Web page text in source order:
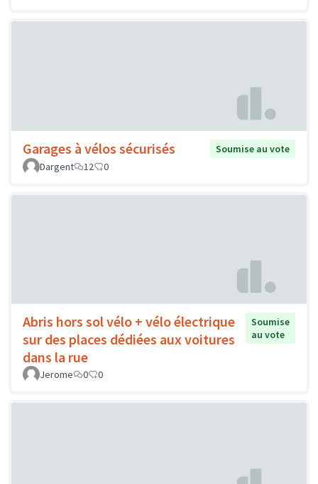
Garages à vélos sécurisés
Soumise au vote
Dargent
12 0
Abris hors sol vélo + vélo électrique
sur des places dédiées aux voitures
dans la rue
Soumise
au vote
Jerome 0 0